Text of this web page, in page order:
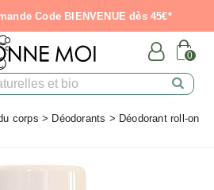
Code BIENVENUE dès 45€*
0
corps > Déodorants > Déodorant roll-on